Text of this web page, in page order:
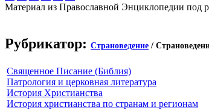
Материал из Православной Энциклопедии под
Рубрикатор: Страноведение /
Священное Писание (Библия)
Патрология и церковная литература
История Христианства
История христианства по странам и регионам